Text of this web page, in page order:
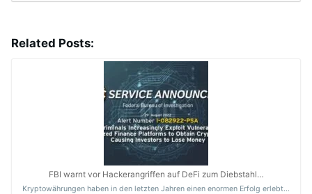
Related Posts:
FBI warnt vor Hackerangriffen auf DeFi zum Diebstahl…
Kryptowährungen haben in den letzten Jahren einen enormen Erfolg erlebt…